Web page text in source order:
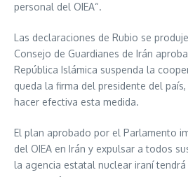
personal del OIEA“.
Las declaraciones de Rubio se
Consejo de Guardianes de Irán
República Islámica suspenda la
queda la firma del presidente del
hacer efectiva esta medida.
El plan aprobado por el Parlamento
del OIEA en Irán y expulsar a todos
la agencia estatal nuclear iraní